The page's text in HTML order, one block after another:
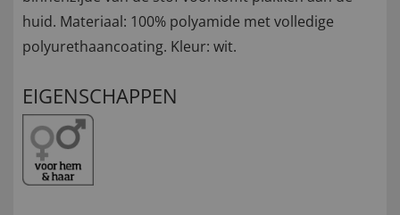
huid. Materiaal: 100% polyamide met volledige
polyurethaancoating. Kleur: wit.
EIGENSCHAPPEN